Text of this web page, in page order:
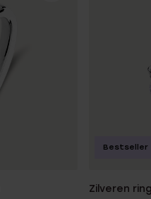
Zilveren
Bestseller